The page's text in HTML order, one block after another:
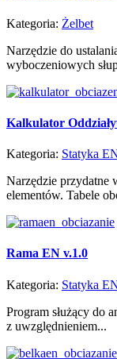
Kategoria: Żelbet
Narzędzie do
wyboczeniowych
Kalkulator
Kategoria: Statyka
Narzędzie przydatne
elementów. Tabele
Rama EN v.1.0
Kategoria: Statyka
Program służący do
z uwzględnieniem...